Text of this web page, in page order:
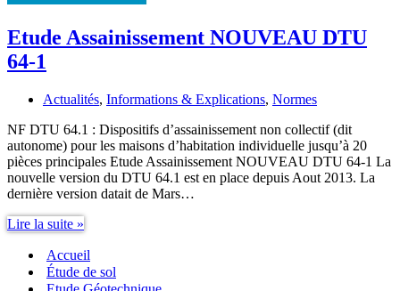
Etude Assainissement NOUVEAU DTU
64-1
Actualités, Informations & Explications, Normes
NF DTU 64.1 : Dispositifs d’assainissement non collectif (dit
autonome) pour les maisons d’habitation individuelle jusqu’à 20
pièces principales Etude Assainissement NOUVEAU DTU 64-1 La
nouvelle version du DTU 64.1 est en place depuis Aout 2013. La
dernière version datait de Mars…
Lire la suite »
NOUVEAU
DTU
64-
Accueil
Étude de sol